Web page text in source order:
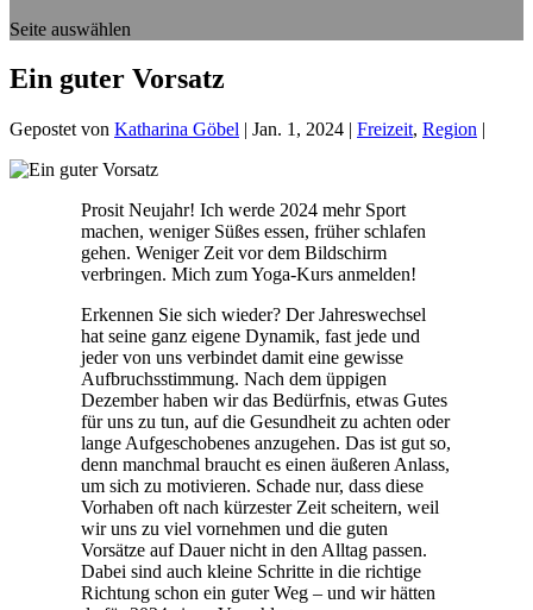
Seite auswählen
Ein guter Vorsatz
Gepostet von Katharina Göbel | Jan. 1, 2024 | Freizeit, Region |
Prosit Neujahr! Ich werde 2024 mehr Sport
machen, weniger Süßes essen, früher schlafen
gehen. Weniger Zeit vor dem Bildschirm
verbringen. Mich zum Yoga-Kurs anmelden!
Erkennen Sie sich wieder? Der Jahreswechsel
hat seine ganz eigene Dynamik, fast jede und
jeder von uns verbindet damit eine gewisse
Aufbruchsstimmung. Nach dem üppigen
Dezember haben wir das Bedürfnis, etwas Gutes
für uns zu tun, auf die Gesundheit zu achten oder
lange Aufgeschobenes anzugehen. Das ist gut so,
denn manchmal braucht es einen äußeren Anlass,
um sich zu motivieren. Schade nur, dass diese
Vorhaben oft nach kürzester Zeit scheitern, weil
wir uns zu viel vornehmen und die guten
Vorsätze auf Dauer nicht in den Alltag passen.
Dabei sind auch kleine Schritte in die richtige
Richtung schon ein guter Weg – und wir hätten